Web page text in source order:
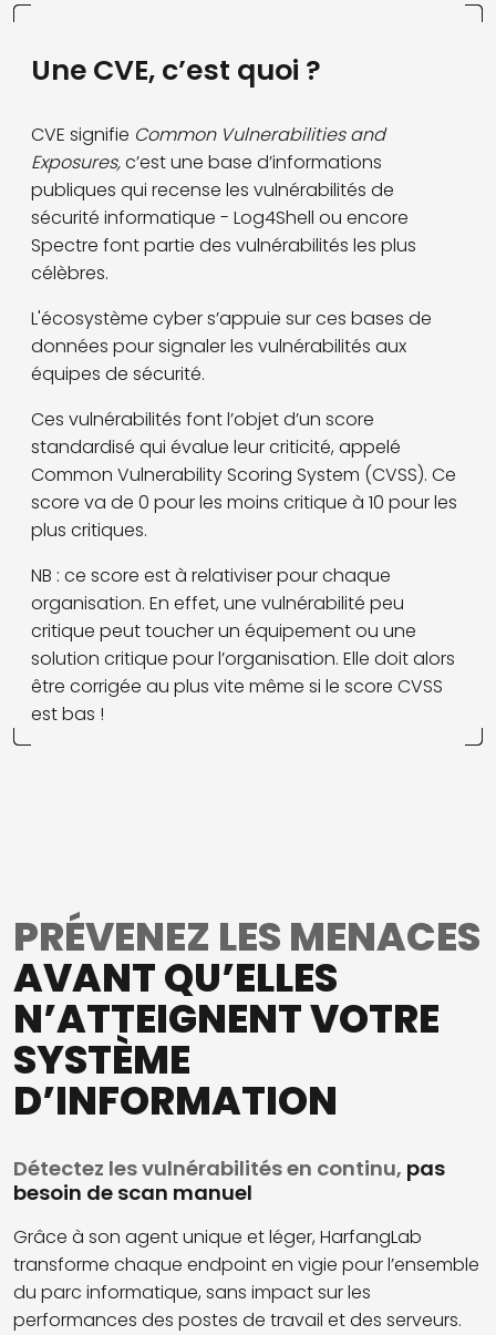
Une CVE, c’est quoi ?
CVE signifie Common Vulnerabilities and
Exposures,c’est une base d’informations
publiques qui recense les vulnérabilités de
sécurité informatique - Log4Shell ou encore
Spectre font partie des vulnérabilités les plus
célèbres.
L'écosystème cyber s’appuie sur ces bases de
données pour signaler les vulnérabilités aux
équipes de sécurité.
Ces vulnérabilités font l’objet d’un score
standardisé qui évalue leur criticité, appelé
Common Vulnerability Scoring System (CVSS). Ce
score va de 0 pour les moins critique à 10 pour les
plus critiques.
NB : ce score est à relativiser pour chaque
organisation. En effet, une vulnérabilité peu
critique peut toucher un équipement ou une
solution critique pour l’organisation. Elle doit alors
être corrigée au plus vite même si le score CVSS
est bas !
PRÉVENEZ LES MENACES
AVANT QU’ELLES
N’ATTEIGNENT VOTRE
SYSTÈME
D’INFORMATION
Détectez les vulnérabilités en continu, pas
besoin de scan manuel
Grâce à son agent unique et léger, HarfangLab
transforme chaque endpoint en vigie pour l’ensemble
du parc informatique, sans impact sur les
performances des postes de travail et des serveurs.